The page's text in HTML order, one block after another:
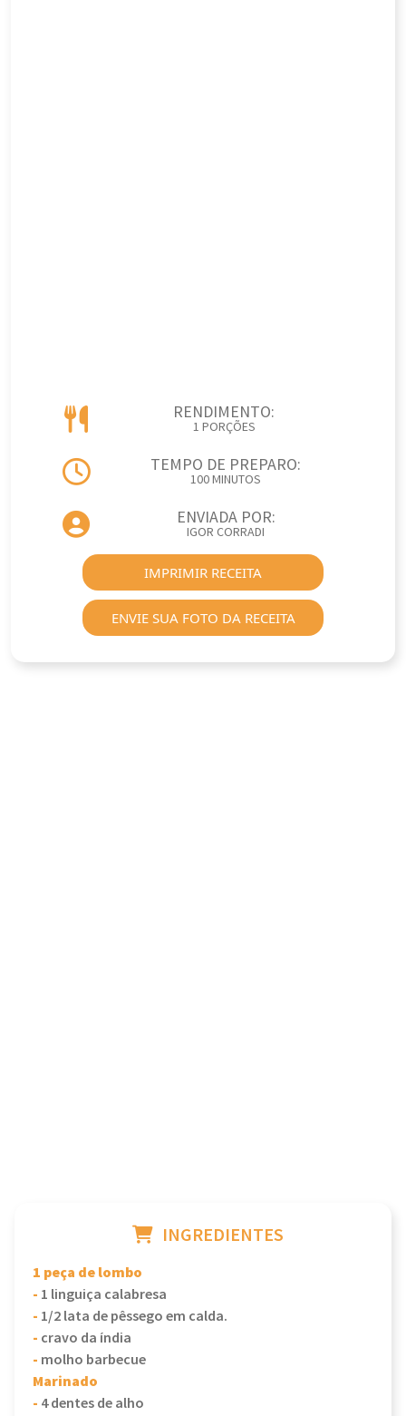
RENDIMENTO:
1 PORÇÕES
TEMPO DE PREPARO:
100 MINUTOS
ENVIADA POR:
IGOR CORRADI
IMPRIMIR RECEITA
ENVIE SUA FOTO DA RECEITA
INGREDIENTES
1 peça de lombo
- 1 linguiça calabresa
- 1/2 lata de pêssego em calda.
- cravo da índia
- molho barbecue
Marinado
- 4 dentes de alho